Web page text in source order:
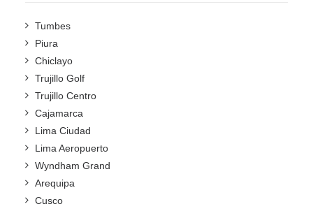
Tumbes
Piura
Chiclayo
Trujillo Golf
Trujillo Centro
Cajamarca
Lima Ciudad
Lima Aeropuerto
Wyndham Grand
Arequipa
Cusco